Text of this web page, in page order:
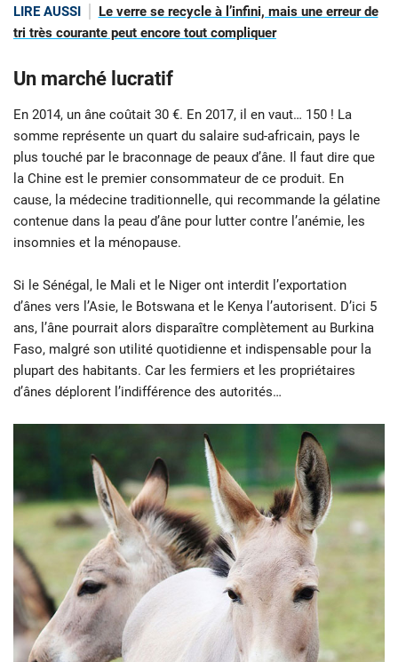
LIRE AUSSI
Le verre se recycle à l’infini, mais une erreur de
tri très courante peut encore tout compliquer
Un marché lucratif
En 2014, un âne coûtait 30 €. En 2017, il en vaut… 150 ! La
somme représente un quart du salaire sud-africain, pays le
plus touché par le braconnage de peaux d’âne. Il faut dire que
la Chine est le premier consommateur de ce produit. En
cause, la médecine traditionnelle, qui recommande la gélatine
contenue dans la peau d’âne pour lutter contre l’anémie, les
insomnies et la ménopause.
Si le Sénégal, le Mali et le Niger ont interdit l’exportation
d’ânes vers l’Asie, le Botswana et le Kenya l’autorisent. D’ici 5
ans, l’âne pourrait alors disparaître complètement au Burkina
Faso, malgré son utilité quotidienne et indispensable pour la
plupart des habitants. Car les fermiers et les propriétaires
d’ânes déplorent l’indifférence des autorités…